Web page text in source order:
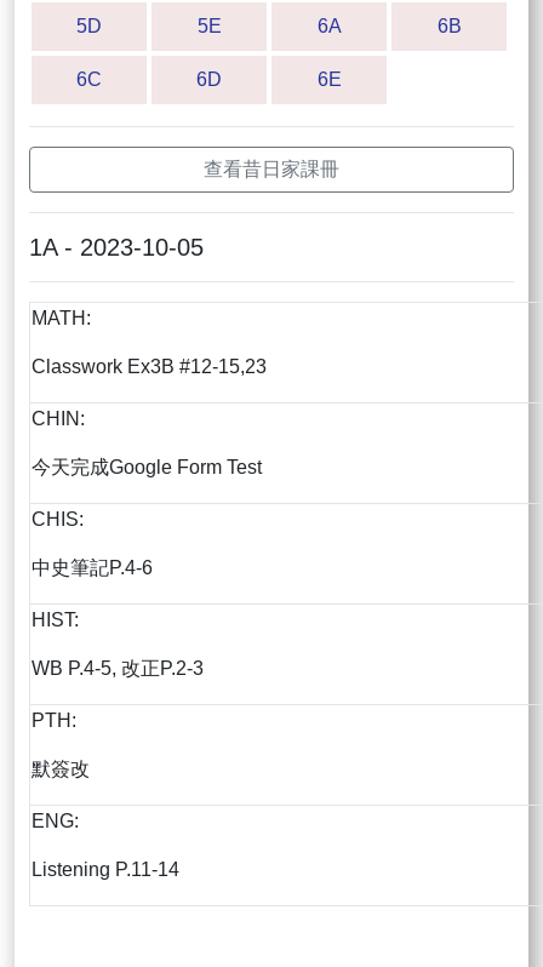
5D 5E 6A 6B
6C 6D 6E
查看昔日家課冊
1A - 2023-10-05
MATH:
Classwork Ex3B #12-15,23
CHIN:
今天完成Google Form Test
CHIS:
中史筆記P.4-6
HIST:
WB P.4-5, 改正P.2-3
PTH:
默簽改
ENG:
Listening P.11-14